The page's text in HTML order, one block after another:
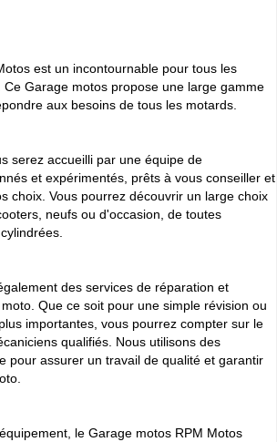
est un incontournable pour tous les
Ce Garage motos propose une large gamme
aux besoins de tous les motards.
serez accueilli par une équipe de
et expérimentés, prêts à vous conseiller et
choix. Vous pourrez découvrir un large choix
neufs ou d'occasion, de toutes
des services de réparation et
Que ce soit pour une simple révision ou
importantes, vous pourrez compter sur le
qualifiés. Nous utilisons des
pour assurer un travail de qualité et garantir
le Garage motos RPM Motos